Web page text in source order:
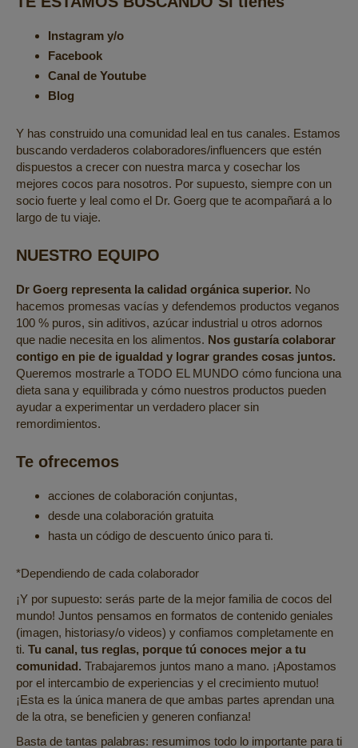
Instagram y/o
Facebook
Canal de Youtube
Blog
Y has construido una comunidad leal en tus canales. Estamos
buscando verdaderos colaboradores/influencers que estén
dispuestos a crecer con nuestra marca y cosechar los
mejores cocos para nosotros. Por supuesto, siempre con un
socio fuerte y leal como el Dr. Goerg que te acompañará a lo
largo de tu viaje.
NUESTRO EQUIPO
Dr Goerg representa la calidad orgánica superior. No
hacemos promesas vacías y defendemos productos veganos
100 % puros, sin aditivos, azúcar industrial u otros adornos
que nadie necesita en los alimentos. Nos gustaría colaborar
contigo en pie de igualdad y lograr grandes cosas juntos.
Queremos mostrarle a TODO EL MUNDO cómo funciona una
dieta sana y equilibrada y cómo nuestros productos pueden
ayudar a experimentar un verdadero placer sin
remordimientos.
Te ofrecemos
acciones de colaboración conjuntas,
desde una colaboración gratuita
hasta un código de descuento único para ti.
*Dependiendo de cada colaborador
¡Y por supuesto: serás parte de la mejor familia de cocos del
mundo! Juntos pensamos en formatos de contenido geniales
(imagen, historiasy/o videos) y confiamos completamente en
ti. Tu canal, tus reglas, porque tú conoces mejor a tu
comunidad. Trabajaremos juntos mano a mano. ¡Apostamos
por el intercambio de experiencias y el crecimiento mutuo!
¡Esta es la única manera de que ambas partes aprendan una
de la otra, se beneficien y generen confianza!
Basta de tantas palabras: resumimos todo lo importante para ti